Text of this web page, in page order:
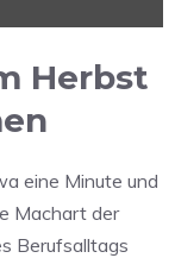
Herbst
eine Minute und
Machart der
Berufsalltags